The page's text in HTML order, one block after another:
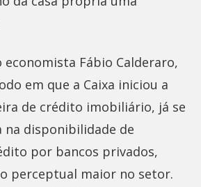
economista Fábio Calderaro,
em que a Caixa iniciou a
de crédito imobiliário, já se
na disponibilidade de
por bancos privados,
perceptual maior no setor.